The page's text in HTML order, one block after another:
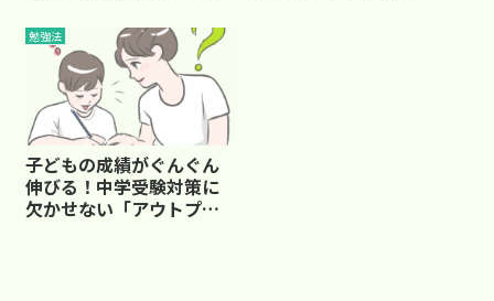
勉強法
子どもの成績がぐんぐん
伸びる！中学受験対策に
欠かせない「アウトプッ